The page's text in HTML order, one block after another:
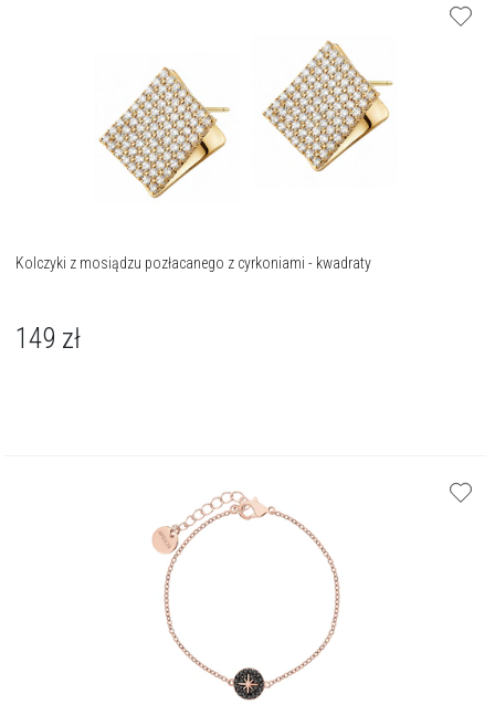
Kolczyki z mosiądzu pozłacanego z cyrkoniami - kwadraty
149 zł